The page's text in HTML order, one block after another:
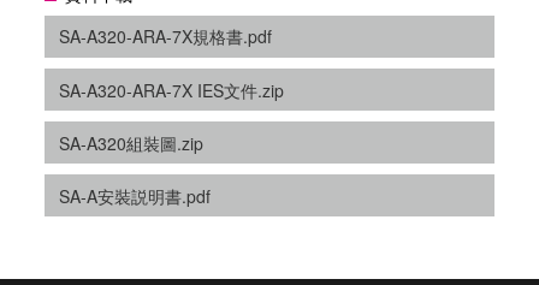
SA-A320-ARA-7X規格書.pdf
SA-A320-ARA-7X IES文件.zip
SA-A320組裝圖.zip
SA-A安裝説明書.pdf